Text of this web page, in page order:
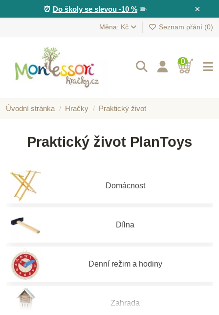
×
⏰ Do školy se slevou -10 %✏️
Měna: Kč Seznam přání (0)
0
Úvodní stránka Hračky Praktický život
Praktický život PlanToys
Domácnost
Dílna
Denní režim a hodiny
Zahrada